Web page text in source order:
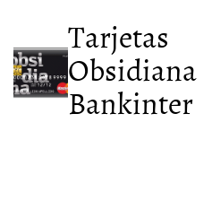
Tarjetas
Obsidiana
Bankinter